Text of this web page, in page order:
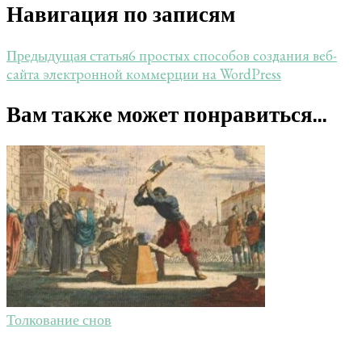
Навигация по записям
Предыдущая статья6 простых способов создания веб-
сайта электронной коммерции на WordPress
Вам также может понравиться...
Толкование снов